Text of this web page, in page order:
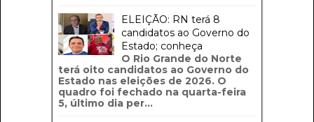
ELEIÇÃO: RN terá 8
candidatos ao Governo do
Estado; conheça
O Rio Grande do Norte
terá oito candidatos ao Governo do
Estado nas eleições de 2026. O
quadro foi fechado na quarta-feira
5, último dia per...